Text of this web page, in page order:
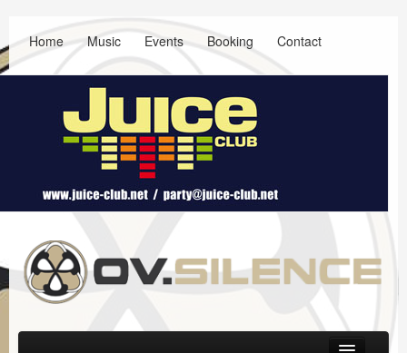
Home Music Events Booking Contact
Skip to primary content
Skip to secondary content